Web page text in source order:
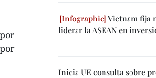
Vietnam fija
liderar la ASEAN en
Inicia UE consulta sobre